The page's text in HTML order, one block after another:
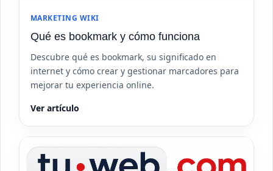
MARKETING WIKI
Qué es bookmark y cómo funciona
Descubre qué es bookmark, su significado en
internet y cómo crear y gestionar marcadores para
mejorar tu experiencia online.
Ver artículo